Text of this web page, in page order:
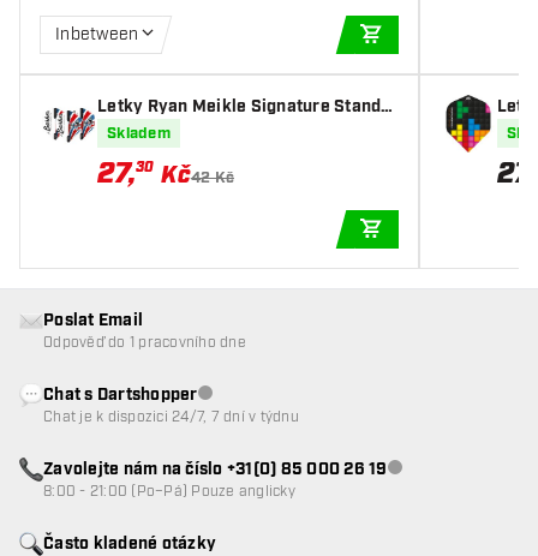
Inbetween
Letky Ryan Meikle Signature Standar
dSkladem
27,30 Kč42 Kč
NO2
27
Často kladené otázky
Poslat Email
Odpověď do 1 pracovního dne
Chat s DartshopperZákaznický servis nedostupný
Chat je k dispozici 24/7, 7 dní v týdnu
Zavolejte nám na číslo +31(0) 85 000 26 19Zákaznický servis
8:00 - 21:00 (Po–Pá) Pouze anglicky